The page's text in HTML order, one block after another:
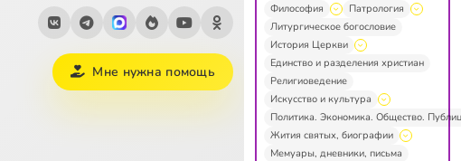
Мне нужна помощь
Философия
Патрология
Литургическое богословие
История Церкви
Единство и разделения христиан
Религиоведение
Искусство и культура
Политика. Экономика. Общество.
Жития святых, биографии
Мемуары, дневники, письма